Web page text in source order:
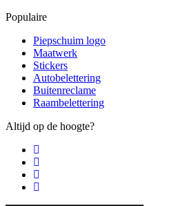
Populaire
Piepschuim logo
Maatwerk
Stickers
Autobelettering
Buitenreclame
Raambelettering
Altijd op de hoogte?